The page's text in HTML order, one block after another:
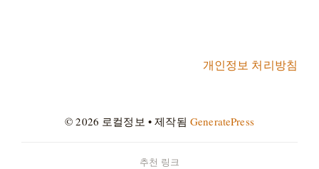
개인정보 처리방침
© 2026 로컬정보 • 제작됨 GeneratePress
추천 링크